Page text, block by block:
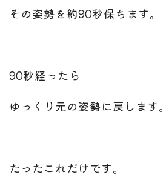
その姿勢を約90秒保ちます。
90秒経ったら
ゆっくり元の姿勢に戻します。
たったこれだけです。